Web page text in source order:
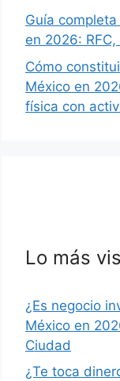
Guía
en 2026:
Cómo
México en
física con
Lo más
¿Es negocio
México en
Ciudad
¿Te toca